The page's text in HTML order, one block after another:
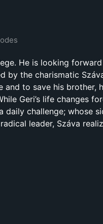
He is looking
by the charismatic
to save his brother,
Geri’s life changes
daily challenge; whose
leader, Száva